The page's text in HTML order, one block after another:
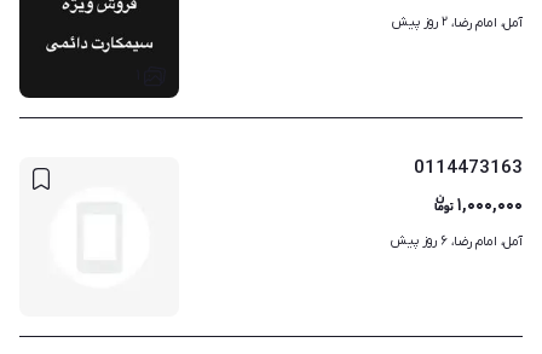
آمل، امام رضا، ۲ روز پیش
0114473163
۱,۰۰۰,۰۰۰
آمل، امام رضا، ۶ روز پیش